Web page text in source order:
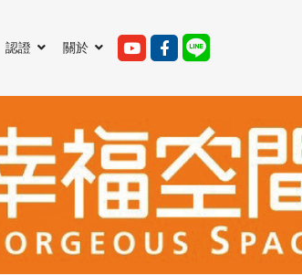
認證 關於